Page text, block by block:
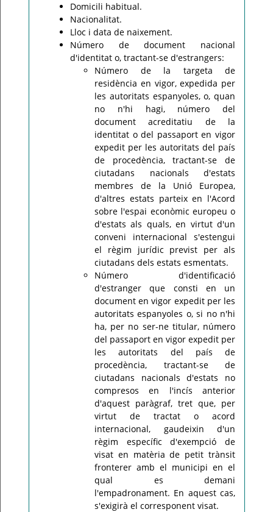
Domicili habitual.
Nacionalitat.
Lloc i data de naixement.
Número de document nacional
d'identitat o, tractant-se d'estrangers:
Número de la targeta de
residència en vigor, expedida per
les autoritats espanyoles, o, quan
no n'hi hagi, número del
document acreditatiu de la
identitat o del passaport en vigor
expedit per les autoritats del país
de procedència, tractant-se de
ciutadans nacionals d'estats
membres de la Unió Europea,
d'altres estats parteix en l'Acord
sobre l'espai econòmic europeu o
d'estats als quals, en virtut d'un
conveni internacional s'estengui
el règim jurídic previst per als
ciutadans dels estats esmentats.
Número d'identificació
d'estranger que consti en un
document en vigor expedit per les
autoritats espanyoles o, si no n'hi
ha, per no ser-ne titular, número
del passaport en vigor expedit per
les autoritats del país de
procedència, tractant-se de
ciutadans nacionals d'estats no
compresos en l'incís anterior
d'aquest paràgraf, tret que, per
virtut de tractat o acord
internacional, gaudeixin d'un
règim específic d'exempció de
visat en matèria de petit trànsit
fronterer amb el municipi en el
qual es demani
l'empadronament. En aquest cas,
s'exigirà el corresponent visat.